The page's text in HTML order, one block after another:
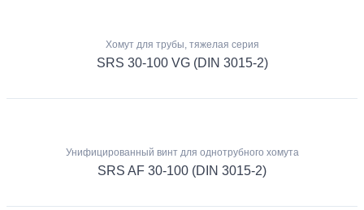
Хомут для трубы, тяжелая серия
SRS 30-100 VG (DIN 3015-2)
Унифицированный винт для однотрубного хомута
SRS AF 30-100 (DIN 3015-2)